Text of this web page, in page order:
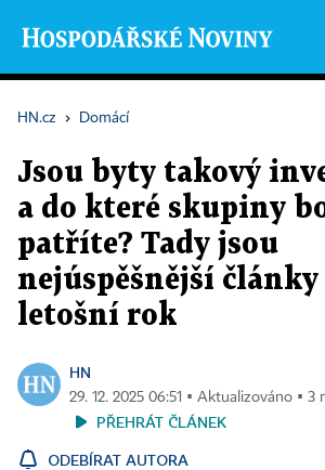
HN.cz › Domácí
Jsou byty takový
a do které skupiny
patříte? Tady jsou
nejúspěšnější články
letošní rok
HN
29. 12. 2025 06:51 ▪ Aktualizováno ▪ 3
PŘEHRÁT ČLÁNEK
ODEBÍRAT AUTORA